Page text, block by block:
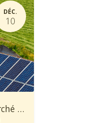
DÉC.
10
[Formation] Atténuation et marché carbone en agriculture